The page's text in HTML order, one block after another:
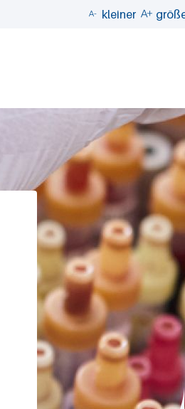
 kleiner 